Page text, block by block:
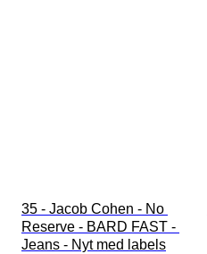
35 - Jacob Cohen - No
Reserve - BARD FAST -
Jeans - Nyt med labels